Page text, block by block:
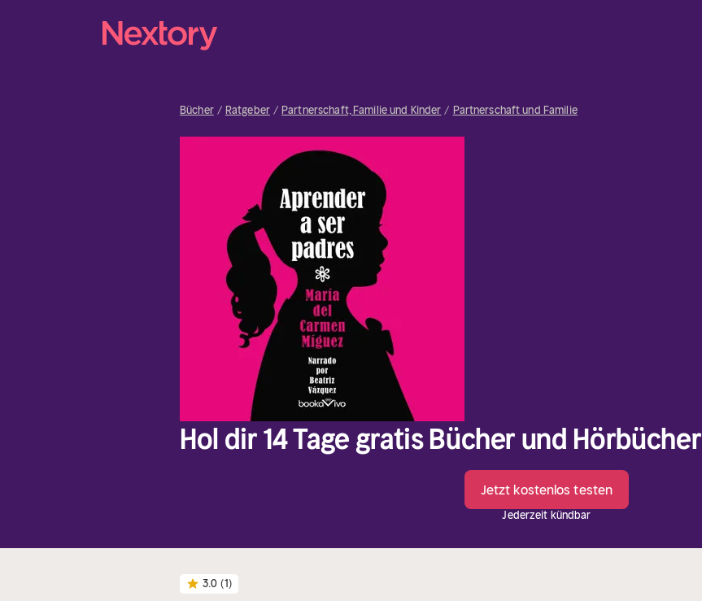
Bücher Ratgeber Partnerschaft, Familie und Kinder Partnerschaft und Familie
Hol dir 14 Tage gratis Bücher und Hörbücher
Jetzt kostenlos testen
Jederzeit kündbar
3.0 (1)